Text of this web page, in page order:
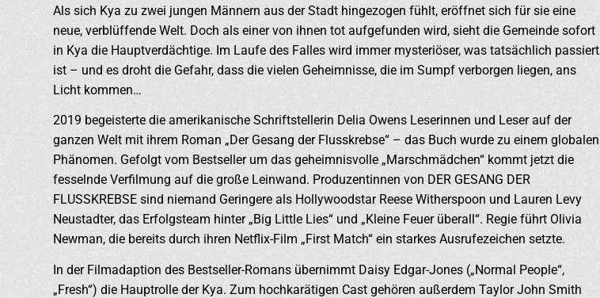
Als sich Kya zu zwei jungen Männern aus der Stadt hingezogen fühlt, eröffnet sich für sie eine
neue, verblüffende Welt. Doch als einer von ihnen tot aufgefunden wird, sieht die Gemeinde sofort
in Kya die Hauptverdächtige. Im Laufe des Falles wird immer mysteriöser, was tatsächlich passiert
ist – und es droht die Gefahr, dass die vielen Geheimnisse, die im Sumpf verborgen liegen, ans
Licht kommen…
2019 begeisterte die amerikanische Schriftstellerin Delia Owens Leserinnen und Leser auf der
ganzen Welt mit ihrem Roman „Der Gesang der Flusskrebse“ – das Buch wurde zu einem globalen
Phänomen. Gefolgt vom Bestseller um das geheimnisvolle „Marschmädchen“ kommt jetzt die
fesselnde Verfilmung auf die große Leinwand. Produzentinnen von DER GESANG DER
FLUSSKREBSE sind niemand Geringere als Hollywoodstar Reese Witherspoon und Lauren Levy
Neustadter, das Erfolgsteam hinter „Big Little Lies“ und „Kleine Feuer überall“. Regie führt Olivia
Newman, die bereits durch ihren Netflix-Film „First Match“ ein starkes Ausrufezeichen setzte.
In der Filmadaption des Bestseller-Romans übernimmt Daisy Edgar-Jones („Normal People“,
„Fresh“) die Hauptrolle der Kya. Zum hochkarätigen Cast gehören außerdem Taylor John Smith